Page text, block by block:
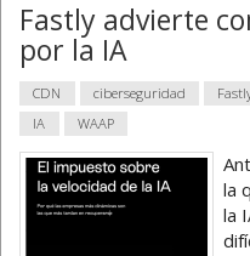
Fastly advierte
por la IA
CDN ciberseguridad
IA
WAAP
la
la